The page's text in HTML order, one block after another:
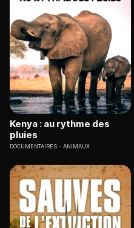
Kenya : au rythme des
pluies
DOCUMENTAIRES ANIMAUX